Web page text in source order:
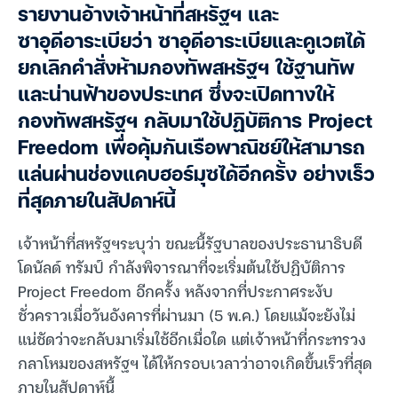
รายงานอ้างเจ้าหน้าที่สหรัฐฯ และ
ซาอุดีอาระเบียว่า ซาอุดีอาระเบียและคูเวตได้
ยกเลิกคำสั่งห้ามกองทัพสหรัฐฯ ใช้ฐานทัพ
และน่านฟ้าของประเทศ ซึ่งจะเปิดทางให้
กองทัพสหรัฐฯ กลับมาใช้ปฏิบัติการ Project
Freedom เพื่อคุ้มกันเรือพาณิชย์ให้สามารถ
แล่นผ่านช่องแคบฮอร์มุซได้อีกครั้ง อย่างเร็ว
ที่สุดภายในสัปดาห์นี้
เจ้าหน้าที่สหรัฐฯระบุว่า ขณะนี้รัฐบาลของประธานาธิบดี
โดนัลด์ ทรัมป์ กำลังพิจารณาที่จะเริ่มต้นใช้ปฏิบัติการ
Project Freedom อีกครั้ง หลังจากที่ประกาศระงับ
ชั่วคราวเมื่อวันอังคารที่ผ่านมา (5 พ.ค.) โดยแม้จะยังไม่
แน่ชัดว่าจะกลับมาเริ่มใช้อีกเมื่อใด แต่เจ้าหน้าที่กระทรวง
กลาโหมของสหรัฐฯ ได้ให้กรอบเวลาว่าอาจเกิดขึ้นเร็วที่สุด
ภายในสัปดาห์นี้